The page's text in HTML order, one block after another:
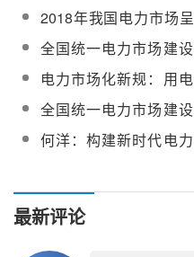
打破省间壁垒
2018年我国电力市场呈
现何种特点？
全国统一电力市场建设
蹄疾步稳
电力市场化新规：用电
大户可跨省低价买电
全国统一电力市场建设
将提速
何洋：构建新时代电力
量发展
最新评论